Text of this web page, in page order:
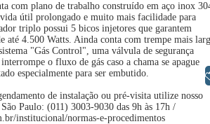
com plano de trabalho construído em aço inox
útil prolongado e muito mais facilidade para
triplo possui 5 bicos injetores que garantem
até 4.500 Watts. Ainda conta com trempe mais
"Gás Control", uma válvula de segurança
o fluxo de gás caso a chama se apague
especialmente para ser embutido.
de instalação ou pré-visita utilize nosso
Paulo: (011) 3003-9030 das 9h às 17h /
institucional/normas-e-procedimentos